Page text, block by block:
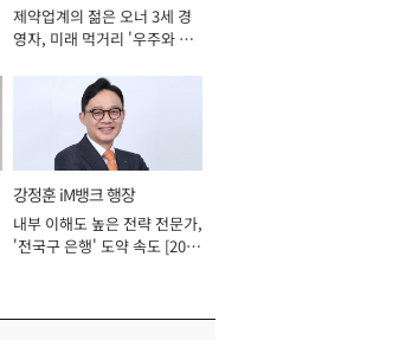
표이사 사장
제약업계의 젊은 오너 3세 경
영자, 미래 먹거리 '우주와 헬
강정훈 iM뱅크 행장
내부 이해도 높은 전략 전문가,
'전국구 은행' 도약 속도 [2026